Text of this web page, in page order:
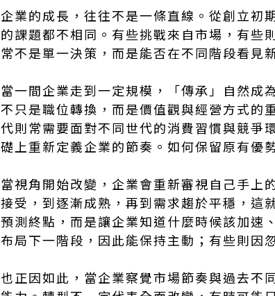
企業的成長，往往不是一條直線。從創立初
的課題都不相同。有些挑戰來自市場，有些
常不是單一決策，而是能否在不同階段看見
當一間企業走到一定規模，「傳承」自然成
不只是職位轉換，而是價值觀與經營方式的
代則常需要面對不同世代的消費習慣與競爭
礎上重新定義企業的節奏。如何保留原有優
當視角開始改變，企業會重新審視自己手上
接受，到逐漸成熟，再到需求趨於平穩，這
預測終點，而是讓企業知道什麼時候該加速
布局下一階段，因此能保持主動；有些則因
也正因如此，當企業察覺市場節奏與過去不